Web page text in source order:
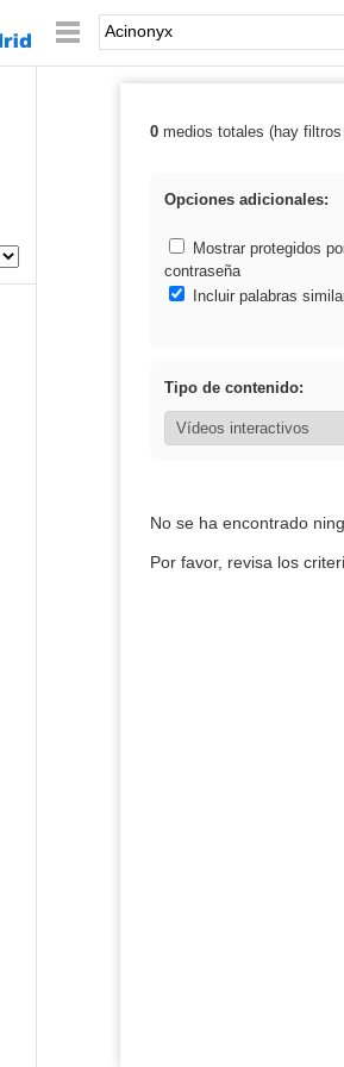
Palabra o frase:
Resultados de:
0medios totales (hay filtros
Opciones adicionales:
Mostrar protegidos
contraseña
Incluir palabras
Tipo de contenido:
No se ha encontrado
Por favor, revisa los